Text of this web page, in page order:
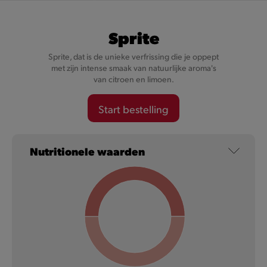
Coca-Cola
Een unieke mix van ingrediënten, met cafeïne, spuitwater en
een lichte karameltoets.
Meer informatie
Sprite
Sprite, dat is de unieke verfrissing die je oppept
met zijn intense smaak van natuurlijke aroma's
van citroen en limoen.
Start bestelling
Nutritionele waarden